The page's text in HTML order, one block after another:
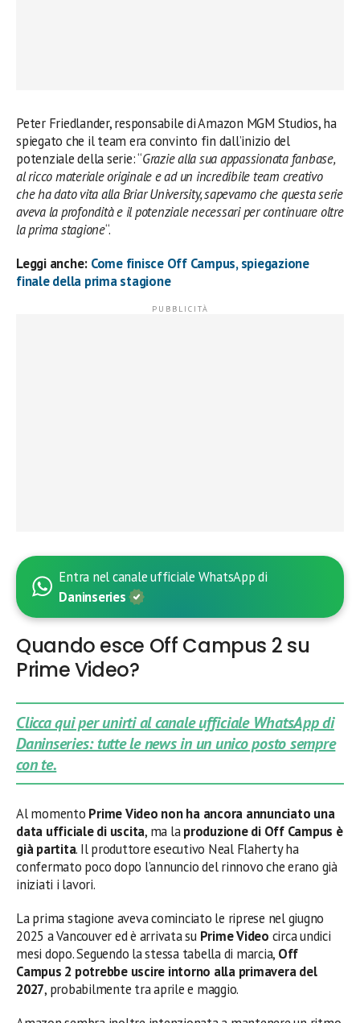
Peter Friedlander, responsabile di Amazon MGM Studios, ha
spiegato che il team era convinto fin dall’inizio del
potenziale della serie: “Grazie alla sua appassionata fanbase,
al ricco materiale originale e ad un incredibile team creativo
che ha dato vita alla Briar University, sapevamo che questa serie
aveva la profondità e il potenziale necessari per continuare oltre
la prima stagione“.
Leggi anche: Come finisce Off Campus, spiegazione
finale della prima stagione
Entra nel canale ufficiale WhatsApp di
Daninseries
Quando esce Off Campus 2 su
Prime Video?
Clicca qui per unirti al canale ufficiale WhatsApp di
Daninseries: tutte le news in un unico posto sempre
con te.
Al momento Prime Video non ha ancora annunciato una
data ufficiale di uscita, ma laproduzione di Off Campus è
già partita. Il produttore esecutivo Neal Flaherty ha
confermato poco dopo l’annuncio del rinnovo che erano già
iniziati i lavori.
La prima stagione aveva cominciato le riprese nel giugno
2025 a Vancouver ed è arrivata su Prime Video circa undici
mesi dopo. Seguendo la stessa tabella di marcia, Off
Campus 2 potrebbe uscire intorno alla primavera del
2027, probabilmente tra aprile e maggio.